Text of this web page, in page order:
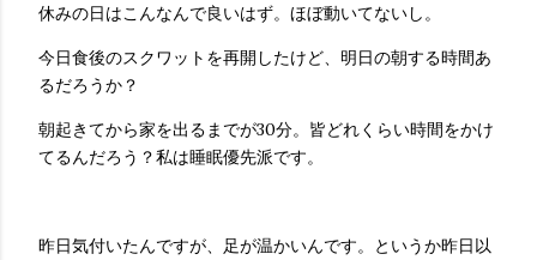
休みの日はこんなんで良いはず。ほぼ動いてないし。
今日食後のスクワットを再開したけど、明日の朝する時間あ
るだろうか？
朝起きてから家を出るまでが30分。皆どれくらい時間をかけ
てるんだろう？私は睡眠優先派です。
昨日気付いたんですが、足が温かいんです。というか昨日以